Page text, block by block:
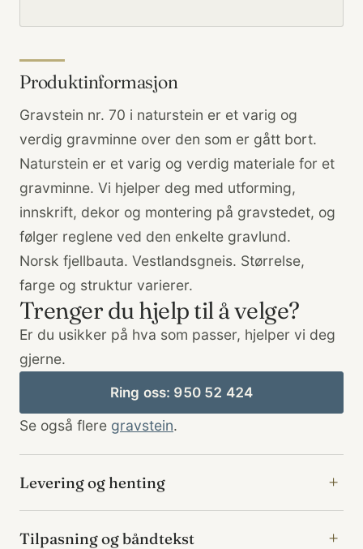
Produktinformasjon
Gravstein nr. 70 i naturstein er et varig og
verdig gravminne over den som er gått bort.
Naturstein er et varig og verdig materiale for et
gravminne. Vi hjelper deg med utforming,
innskrift, dekor og montering på gravstedet, og
følger reglene ved den enkelte gravlund.
Norsk fjellbauta. Vestlandsgneis. Størrelse,
farge og struktur varierer.
Trenger du hjelp til å velge?
Er du usikker på hva som passer, hjelper vi deg
gjerne.
Ring oss: 950 52 424
Se også flere gravstein.
Levering og henting
Tilpasning og båndtekst